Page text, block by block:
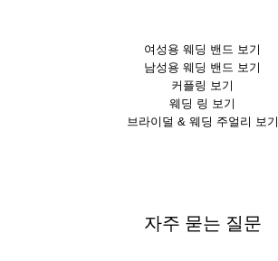
여성용 웨딩 밴드 보기
남성용 웨딩 밴드 보기
커플링 보기
웨딩 링 보기
브라이덜 & 웨딩 주얼리 보기
자주 묻는 질문